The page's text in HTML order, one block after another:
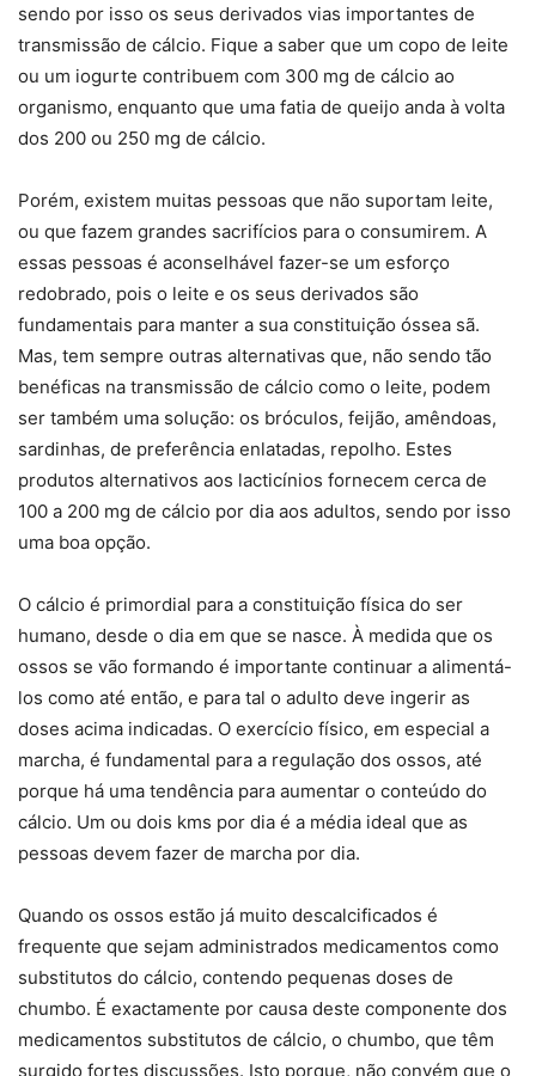
sendo por isso os seus derivados vias importantes de
transmissão de cálcio. Fique a saber que um copo de leite
ou um iogurte contribuem com 300 mg de cálcio ao
organismo, enquanto que uma fatia de queijo anda à volta
dos 200 ou 250 mg de cálcio.
Porém, existem muitas pessoas que não suportam leite,
ou que fazem grandes sacrifícios para o consumirem. A
essas pessoas é aconselhável fazer-se um esforço
redobrado, pois o leite e os seus derivados são
fundamentais para manter a sua constituição óssea sã.
Mas, tem sempre outras alternativas que, não sendo tão
benéficas na transmissão de cálcio como o leite, podem
ser também uma solução: os bróculos, feijão, amêndoas,
sardinhas, de preferência enlatadas, repolho. Estes
produtos alternativos aos lacticínios fornecem cerca de
100 a 200 mg de cálcio por dia aos adultos, sendo por isso
uma boa opção.
O cálcio é primordial para a constituição física do ser
humano, desde o dia em que se nasce. À medida que os
ossos se vão formando é importante continuar a alimentá-
los como até então, e para tal o adulto deve ingerir as
doses acima indicadas. O exercício físico, em especial a
marcha, é fundamental para a regulação dos ossos, até
porque há uma tendência para aumentar o conteúdo do
cálcio. Um ou dois kms por dia é a média ideal que as
pessoas devem fazer de marcha por dia.
Quando os ossos estão já muito descalcificados é
frequente que sejam administrados medicamentos como
substitutos do cálcio, contendo pequenas doses de
chumbo. É exactamente por causa deste componente dos
medicamentos substitutos de cálcio, o chumbo, que têm
surgido fortes discussões. Isto porque, não convém que o